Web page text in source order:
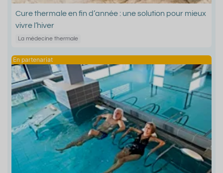
Cure thermale en fin d’année : une solution pour mieux
vivre l’hiver
La médecine thermale